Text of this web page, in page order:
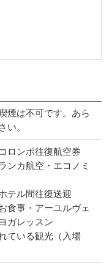
煙は不可です。あら
い。
ロンボ往復航空券
ンカ航空・エコノミ
テル間往復送迎
食事・アーユルヴェ
ガレッスン
ている観光（入場